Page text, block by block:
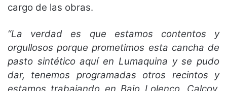
cargo de las obras.
“La verdad es que estamos contentos y
orgullosos porque prometimos esta cancha de
pasto sintético aquí en Lumaquina y se pudo
dar, tenemos programadas otros recintos y
estamos trabajando en Bajo Lolenco, Calcoy,